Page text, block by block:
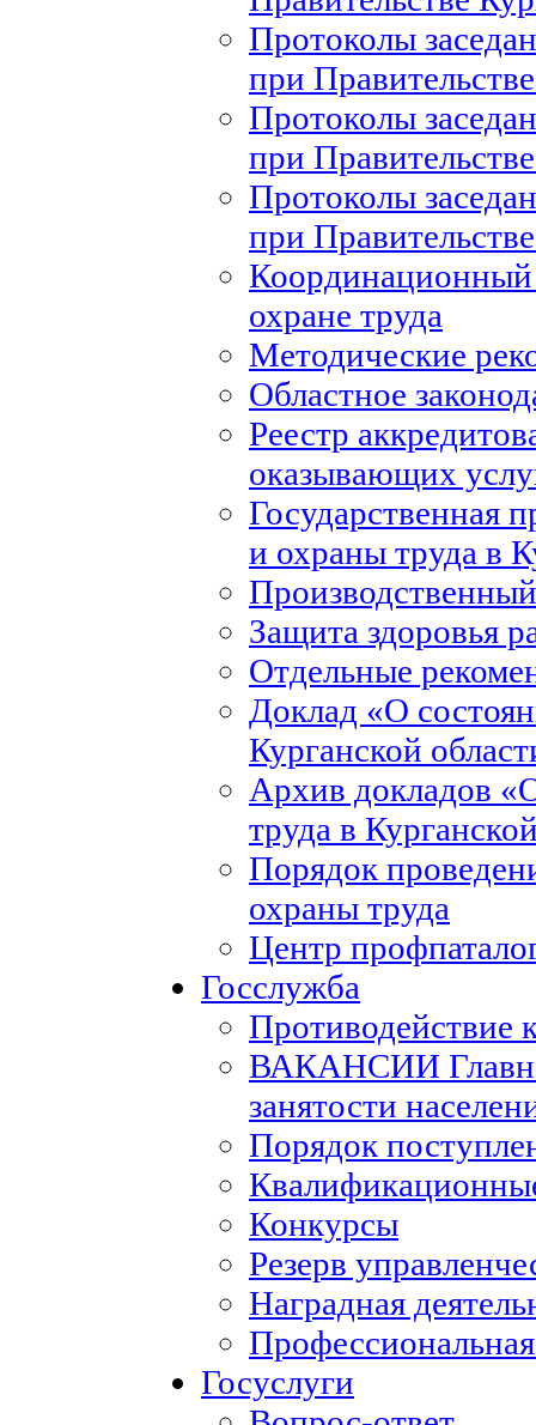
Протоколы
при
Протоколы
при
Протоколы
при
Координационный
охране труда
Методические
Областное
Реестр
оказывающих
Государственная
и охраны труда в
Защита здоровья
Отдельные
Доклад «О
Курганской
Архив докладов
труда в
Порядок
охраны труда
Центр
Госслужба
Противодействие
ВАКАНСИИ
занятости
Порядок
Конкурсы
Резерв
Наградная
Госуслуги